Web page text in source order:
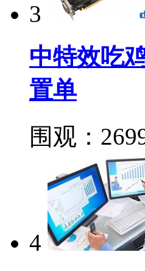
3
中特效吃
置单
围观：
4